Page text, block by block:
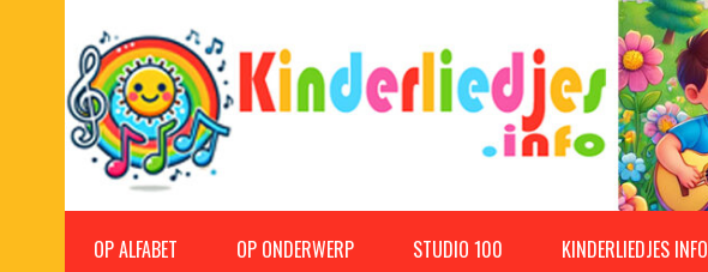
Kinderliedjes
OP ALFABET OP ONDERWERP STUDIO 100 KINDERLIEDJES INFO